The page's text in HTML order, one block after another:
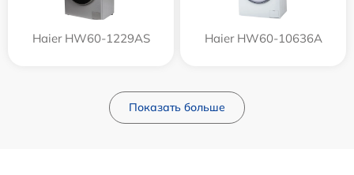
Haier HW60-1229AS Haier HW60-10636A
Показать больше